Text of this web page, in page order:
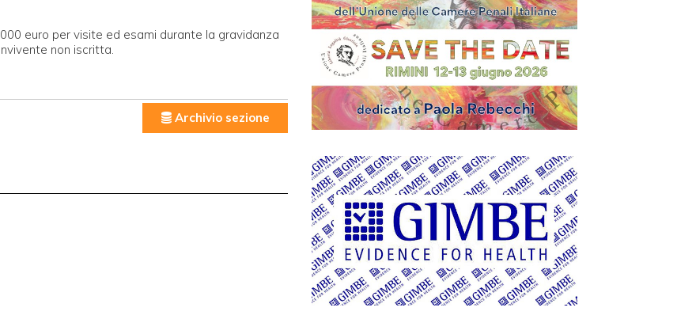
euro per visite ed esami durante la gravidanza
non iscritta.
Archivio sezione